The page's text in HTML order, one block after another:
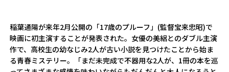
稲葉通陽が来年2月公開の「17歳のプルーフ」(監督宝来忠昭)で
映画に初主演することが発表された。女優の美絽とのダブル主演
作で、高校生の幼なじみ2人が古い小説を見つけたことから始ま
る青春ミステリー。「まだ未完成で不器用な2人が、1冊の本を巡